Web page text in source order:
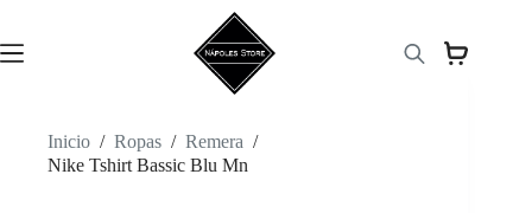
contenido
Inicio / Ropas / Remera /
Nike Tshirt Bassic Blu Mn